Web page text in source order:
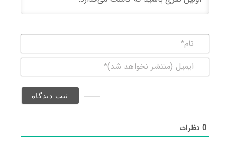
(منتشر
0نظرات